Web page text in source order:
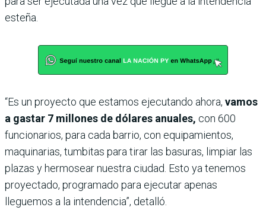
esteña.
“Es un proyecto que estamos ejecutando ahora, vamos
a gastar 7 millones de dólares anuales, con 600
funcionarios, para cada barrio, con equipamientos,
maquinarias, tumbitas para tirar las basuras, limpiar las
plazas y hermosear nuestra ciudad. Esto ya tenemos
proyectado, programado para ejecutar apenas
lleguemos a la intendencia”, detalló.